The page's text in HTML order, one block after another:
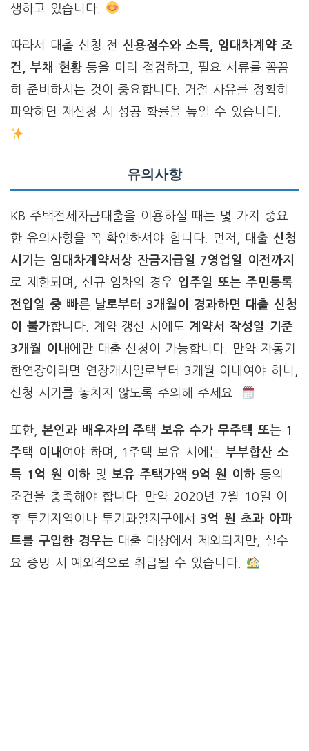
생하고 있습니다.
따라서 대출 신청 전신용점수와 소득, 임대차계약 조
건, 부채 현황등을 미리 점검하고, 필요 서류를 꼼꼼
히 준비하시는 것이 중요합니다. 거절 사유를 정확히
파악하면 재신청 시 성공 확률을 높일 수 있습니다.
유의사항
KB 주택전세자금대출을 이용하실 때는 몇 가지 중요
한 유의사항을 꼭 확인하셔야 합니다. 먼저, 대출 신청
시기는 임대차계약서상 잔금지급일 7영업일 이전까지
로 제한되며, 신규 임차의 경우 입주일 또는 주민등록
전입일 중 빠른 날로부터 3개월이 경과하면 대출 신청
이 불가합니다. 계약 갱신 시에도계약서 작성일 기준
3개월 이내 에만 대출 신청이 가능합니다. 만약 자동기
한연장이라면 연장개시일로부터 3개월 이내여야 하니,
신청 시기를 놓치지 않도록 주의해 주세요.
또한, 본인과 배우자의 주택 보유 수가 무주택 또는 1
주택 이내 여야 하며, 1주택 보유 시에는 부부합산 소
득 1억 원 이하 및보유 주택가액 9억 원 이하 등의
조건을 충족해야 합니다. 만약 2020년 7월 10일 이
후 투기지역이나 투기과열지구에서3억 원 초과 아파
트를 구입한 경우는 대출 대상에서 제외되지만, 실수
요 증빙 시 예외적으로 취급될 수 있습니다.